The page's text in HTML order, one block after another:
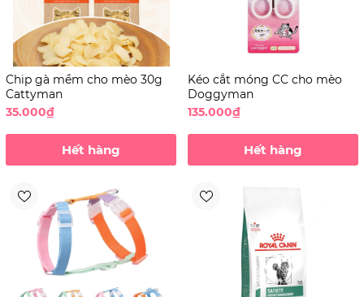
Chip gà mềm cho mèo 30g
Cattyman
35.000₫
Hết hàng
Kéo cắt móng CC cho mèo
Doggyman
135.000₫
Hết hàng